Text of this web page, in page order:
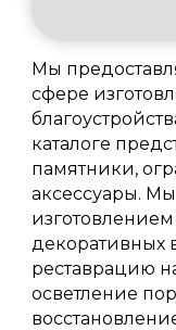
Мы
сфере
каталоге
памятники,
аксессуары.
изготовлением
декоративных
реставрацию
осветление